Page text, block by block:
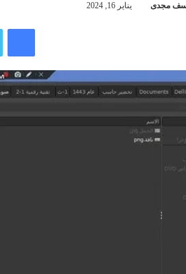
مجدى يناير 16, 2024
فيسبوك